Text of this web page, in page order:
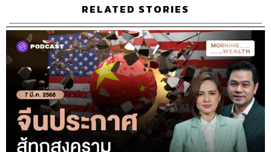
RELATED STORIES